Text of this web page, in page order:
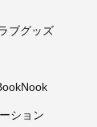
ブグッズ
ション